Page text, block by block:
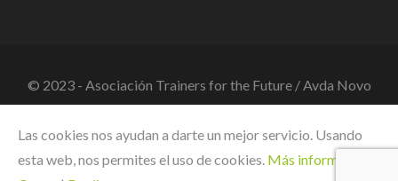
© 2023 - Asociación Trainers for the Future / Avda Novo
Mesoiro, 2 bajo - 15190 A Coruña / Tlf. +34 881 964 80 / CIF
G70517388
Las cookies nos ayudan a darte un mejor servicio. Usando
esta web, nos permites el uso de cookies. Más información